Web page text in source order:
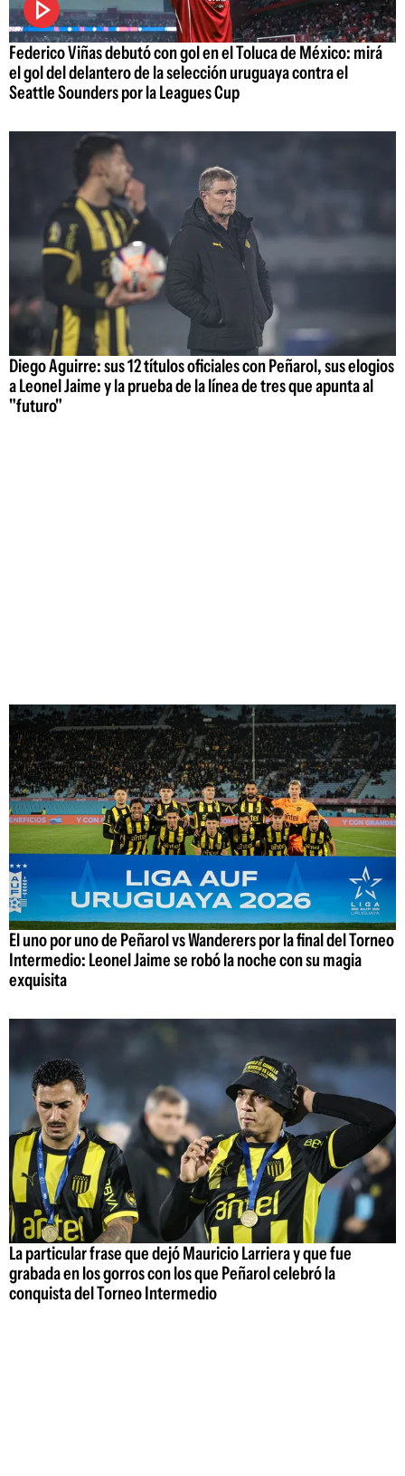
Federico Viñas debutó con gol en el Toluca de México: mirá
el gol del delantero de la selección uruguaya contra el
Seattle Sounders por la Leagues Cup
Diego Aguirre: sus 12 títulos oficiales con Peñarol, sus elogios
a Leonel Jaime y la prueba de la línea de tres que apunta al
"futuro"
El uno por uno de Peñarol vs Wanderers por la final del Torneo
Intermedio: Leonel Jaime se robó la noche con su magia
exquisita
La particular frase que dejó Mauricio Larriera y que fue
grabada en los gorros con los que Peñarol celebró la
conquista del Torneo Intermedio